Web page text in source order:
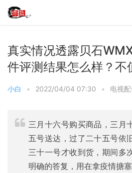
真实情况透露贝石
件评测结果怎么样？不
小白 • 2022/04/04 07:30 • 电视
三月十六号购买商品，三月
五号送达，过了二十五号依
三十一号才收到货，期间多
明确的答复，用在拿疫情搪塞